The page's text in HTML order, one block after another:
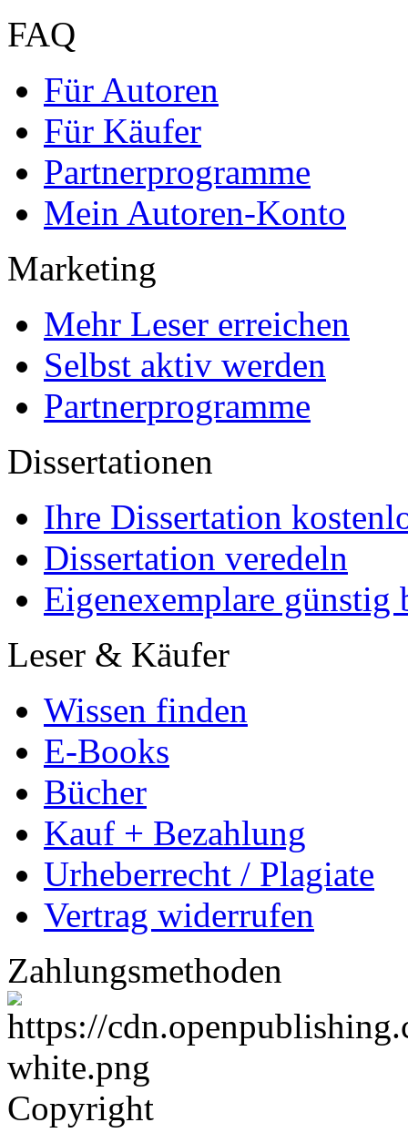
FAQ
Für Autoren
Für Käufer
Partnerprogramme
Mein Autoren-Konto
Marketing
Mehr Leser erreichen
Selbst aktiv werden
Partnerprogramme
Dissertationen
Ihre Dissertation
Dissertation veredeln
Eigenexemplare günstig
Leser & Käufer
Wissen finden
E-Books
Bücher
Kauf + Bezahlung
Urheberrecht / Plagiate
Vertrag widerrufen
Zahlungsmethoden
Copyright